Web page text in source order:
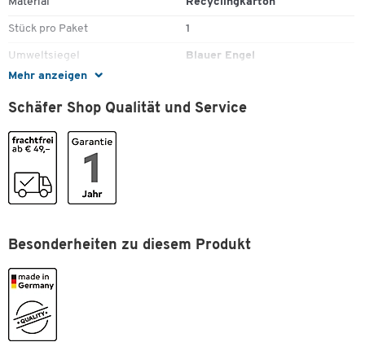
Mehr anzeigen
Stück pro Paket 1
Umweltsiegel Blauer Engel
Maße
Breite [mm]
Format (DIN)
Schäfer Shop Qualität und Service
Besonderheiten zu diesem Produkt